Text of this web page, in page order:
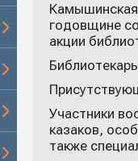
Камышинская
годовщине
акции
Участники
казаков,
также